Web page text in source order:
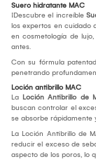
Suero hidratante MAC
¡Descubre el increíble
los expertos en cuidado
en cosmetología de
antes.
Con su fórmula
penetrando
Loción antibrillo MAC
La Loción Antibrillo de
buscan controlar el
se absorbe rápidamente
La Loción Antibrillo de
reducir el exceso de
aspecto de los poros, lo